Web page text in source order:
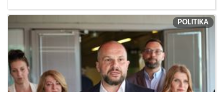
POLITIKA